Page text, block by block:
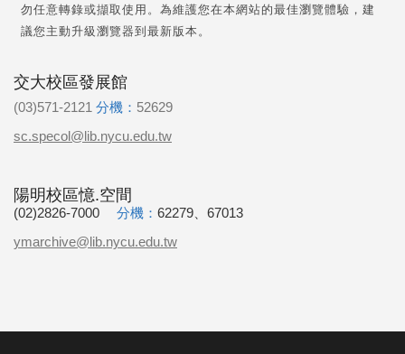
勿任意轉錄或擷取使用。為維護您在本網站的最佳瀏覽體驗，建
議您主動升級瀏覽器到最新版本。
交大校區發展館
(03)571-2121 分機： 52629
sc.specol@lib.nycu.edu.tw
陽明校區憶.空間
(02)2826-7000 分機： 62279、67013
ymarchive@lib.nycu.edu.tw